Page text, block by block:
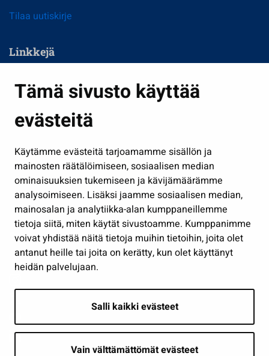
Tämä sivusto käyttää
evästeitä
Käytämme evästeitä tarjoamamme sisällön ja
mainosten räätälöimiseen, sosiaalisen median
ominaisuuksien tukemiseen ja kävijämäärämme
analysoimiseen. Lisäksi jaamme sosiaalisen median,
mainosalan ja analytiikka-alan kumppaneillemme
tietoja siitä, miten käytät sivustoamme. Kumppanimme
voivat yhdistää näitä tietoja muihin tietoihin, joita olet
antanut heille tai joita on kerätty, kun olet käyttänyt
heidän palvelujaan.
Salli kaikki evästeet
Vain välttämättömät evästeet
Tilaa uutiskirje
Linkkejä
Kasvatus ja opetus
Kulttuuri ja liikunta
Työ ja yrittäminen
Osallistu ja asioi
Näytä omat evästeasetukseni
Seuraa meitä